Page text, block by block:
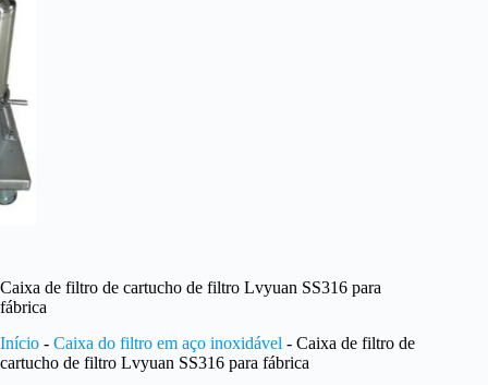
Caixa de filtro de cartucho de filtro Lvyuan SS316 para
fábrica
Início - Caixa do filtro em aço inoxidável - Caixa de filtro de
cartucho de filtro Lvyuan SS316 para fábrica